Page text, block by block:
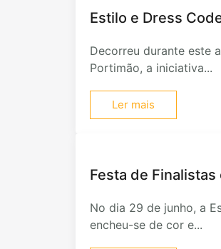
Estilo e Dress
Decorreu durante este
Portimão, a iniciativa...
Ler mais
Festa de Finalistas
No dia 29 de junho, a
encheu-se de cor e...